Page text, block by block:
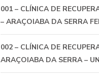
001 – CLÍNICA DE
– ARAÇOIABA DA SERRA
002 – CLÍNICA DE
ARAÇOIABA DA SERRA –